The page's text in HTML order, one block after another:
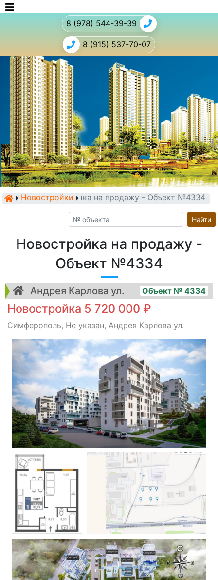
8 (978) 544-39-39
8 (915) 537-70-07
Новостройки
Новостройка на продажу - Объект №4334
Найти
Новостройка на продажу -
Объект №4334
Андрея Карлова ул. Объект № 4334
Новостройка 5 720 000 ₽
Симферополь, Не указан, Андрея Карлова ул.